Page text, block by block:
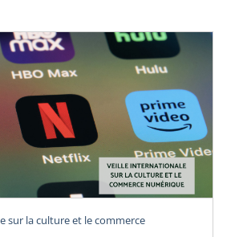
sur la culture et le commerce